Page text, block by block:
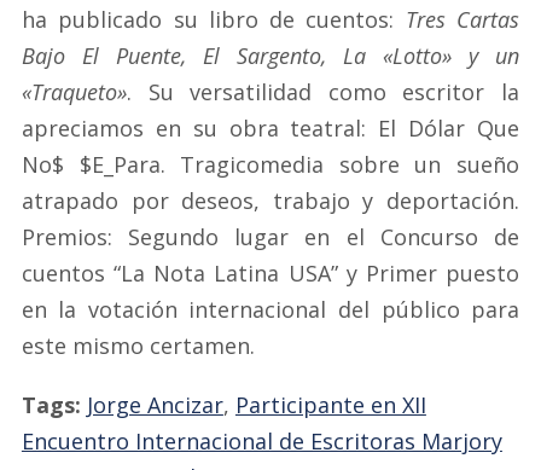
ha publicado su libro de cuentos: Tres Cartas
Bajo El Puente, El Sargento, La «Lotto» y un
«Traqueto». Su versatilidad como escritor la
apreciamos en su obra teatral: El Dólar Que
No$ $E_Para. Tragicomedia sobre un sueño
atrapado por deseos, trabajo y deportación.
Premios: Segundo lugar en el Concurso de
cuentos “La Nota Latina USA” y Primer puesto
en la votación internacional del público para
este mismo certamen.
Tags: Jorge Ancizar, Participante en XII
Encuentro Internacional de Escritoras Marjory